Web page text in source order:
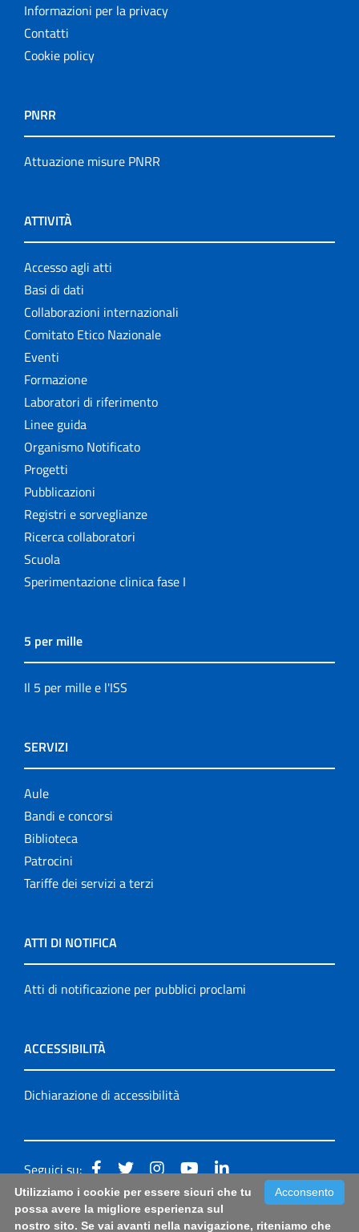
Informazioni per la privacy
Contatti
Cookie policy
PNRR
Attuazione misure PNRR
ATTIVITÀ
Accesso agli atti
Basi di dati
Collaborazioni internazionali
Comitato Etico Nazionale
Eventi
Formazione
Laboratori di riferimento
Linee guida
Organismo Notificato
Progetti
Pubblicazioni
Registri e sorveglianze
Ricerca collaboratori
Scuola
Sperimentazione clinica fase I
5 per mille
Il 5 per mille e l'ISS
SERVIZI
Aule
Bandi e concorsi
Biblioteca
Patrocini
Tariffe dei servizi a terzi
ATTI DI NOTIFICA
Atti di notificazione per pubblici proclami
ACCESSIBILITÀ
Dichiarazione di accessibilità
Seguici su:
Accessibilità: form di segnalazione di prima istanza per
Acconsento
Utilizziamo i cookie per essere sicuri che tu
possa avere la migliore esperienza sul
nostro sito. Se vai avanti nella navigazione, riteniamo che